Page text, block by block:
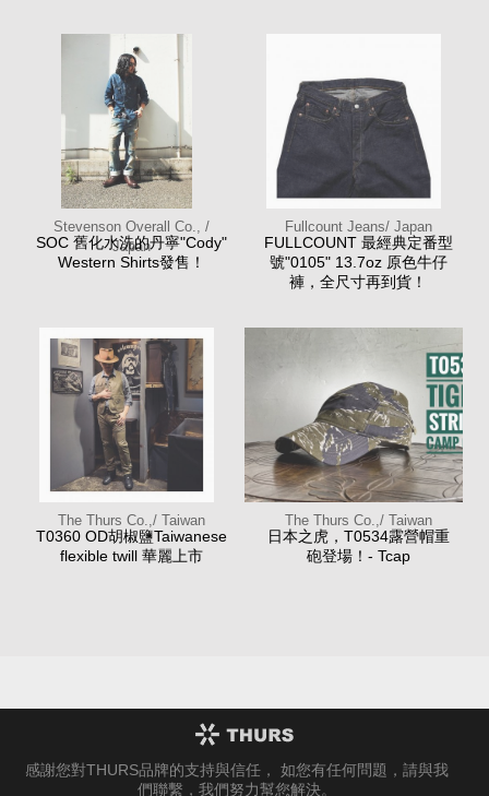
Stevenson Overall Co., /
Japan
SOC 舊化水洗的丹寧"Cody"
Western Shirts發售！
Fullcount Jeans/ Japan
FULLCOUNT 最經典定番型
號"0105" 13.7oz 原色牛仔
褲，全尺寸再到貨！
The Thurs Co.,/ Taiwan
T0360 OD胡椒鹽Taiwanese
flexible twill 華麗上市
The Thurs Co.,/ Taiwan
日本之虎，T0534露營帽重
砲登場！- Tcap
感謝您對THURS品牌的支持與信任， 如您有任何問題，請與我
們聯繫，我們努力幫您解決。